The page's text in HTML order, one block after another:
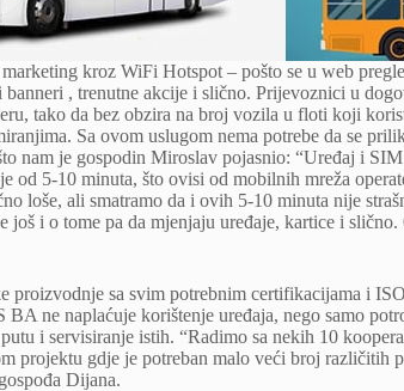
kroz WiFi Hotspot – pošto se u web
, trenutne akcije i slično. Prijevoznici u
tako da bez obzira na broj vozila u floti koji
Sa ovom uslugom nema potrebe da se
nam je gospodin Miroslav pojasnio: “Uređaj i
od 5-10 minuta, što ovisi od mobilnih mreža
loše, ali smatramo da i ovih 5-10 minuta nije
još i o tome pa da mjenjaju uređaje, kartice i
proizvodnje sa svim potrebnim certifikacijama i
ne naplaćuje korištenje uređaja, nego samo
i servisiranje istih. “Radimo sa nekih 10
projektu gdje je potreban malo veći broj različitih
Dijana.